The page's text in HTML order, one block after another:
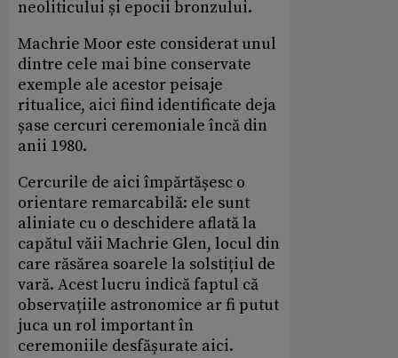
neoliticului și epocii bronzului.
Machrie Moor este considerat unul
dintre cele mai bine conservate
exemple ale acestor peisaje
ritualice, aici fiind identificate deja
șase cercuri ceremoniale încă din
anii 1980.
Cercurile de aici împărtășesc o
orientare remarcabilă: ele sunt
aliniate cu o deschidere aflată la
capătul văii Machrie Glen, locul din
care răsărea soarele la solstițiul de
vară. Acest lucru indică faptul că
observațiile astronomice ar fi putut
juca un rol important în
ceremoniile desfășurate aici.